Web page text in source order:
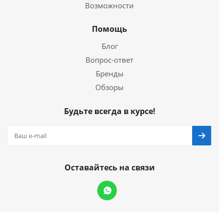
Возможности
Помощь
Блог
Вопрос-ответ
Бренды
Обзоры
Будьте всегда в курсе!
Оставайтесь на связи